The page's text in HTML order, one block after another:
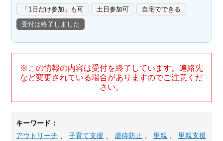
「1日だけ参加」も可 土日参加可
自宅でできる
受付は終了しました
※この情報の内容は受付を終了しています。連絡先
など変更されている場合がありますのでご注意くだ
さい。
キーワード：
アウトリーチ 、子育て支援 虐待防止 里親 里親支援